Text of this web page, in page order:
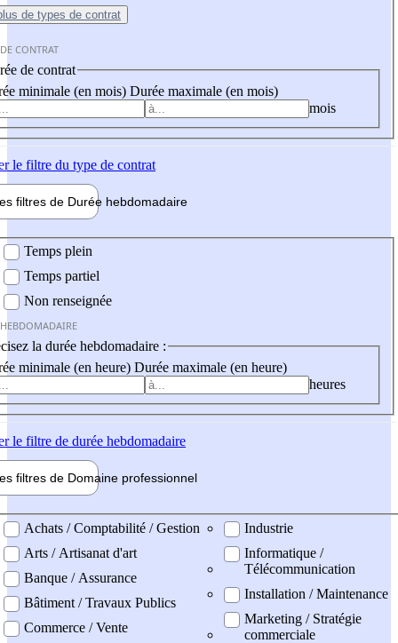
de types de contrat
CONTRAT
de contrat
minimale (en mois) Durée maximale (en mois)
mois
le filtre du type de contrat
filtres de Durée hebdomadaire
Temps plein
Temps partiel
Non renseignée
la durée hebdomadaire :
minimale (en heure) Durée maximale (en heure)
heures
le filtre de durée hebdomadaire
filtres de Domaine professionnel
professionel
Achats / Comptabilité / Gestion
Arts / Artisanat d'art
Banque / Assurance
Bâtiment / Travaux Publics
Commerce / Vente
Industrie
Informatique /
Télécommunication
Installation / Maintenance
Marketing / Stratégie
commerciale